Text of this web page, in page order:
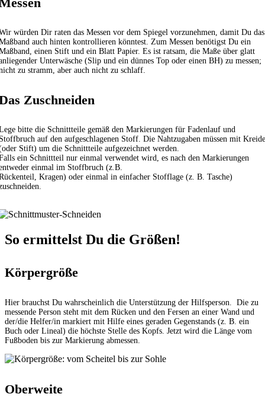
würden Dir raten das Messen vor dem Spiegel vorzunehmen, damit Du das
auch hinten kontrollieren könntest. Zum Messen benötigst Du ein
einen Stift und ein Blatt Papier. Es ist ratsam, die Maße über glatt
Unterwäsche (Slip und ein dünnes Top oder einen BH) zu messen;
zu stramm, aber auch nicht zu schlaff.
Zuschneiden
bitte die Schnittteile gemäß den Markierungen für Fadenlauf und
auf den aufgeschlagenen Stoff. Die Nahtzugaben müssen mit Kreide
Stift) um die Schnittteile aufgezeichnet werden.
ein Schnittteil nur einmal verwendet wird, es nach den Markierungen
einmal im Stoffbruch (z.B.
Kragen) oder einmal in einfacher Stofflage (z. B. Tasche)
So ermittelst Du die Größen!
Körpergröße
Hier brauchst Du wahrscheinlich die Unterstützung der Hilfsperson. Die zu
messende Person steht mit dem Rücken und den Fersen an einer Wand und
der/die Helfer/in markiert mit Hilfe eines geraden Gegenstands (z. B. ein
Buch oder Lineal) die höchste Stelle des Kopfs. Jetzt wird die Länge vom
Fußboden bis zur Markierung abmessen.
Oberweite